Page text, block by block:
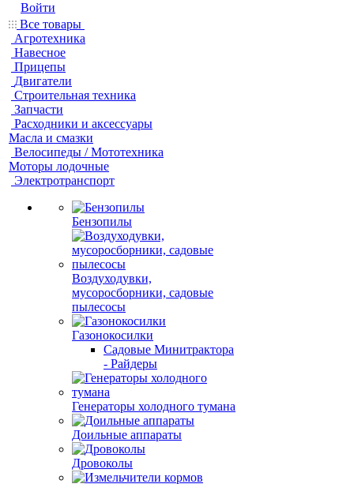
Войти
Все товары
Агротехника
Навесное
Прицепы
Двигатели
Строительная техника
Запчасти
Расходники и аксессуары
Масла и смазки
Велосипеды / Мототехника
Моторы лодочные
Электротранспорт
Бензопилы
Воздуходувки,
мусоросборники, cадовые
пылесосы
Газонокосилки
Садовые Минитрактора
- Райдеры
Генераторы холодного тумана
Доильные аппараты
Дровоколы